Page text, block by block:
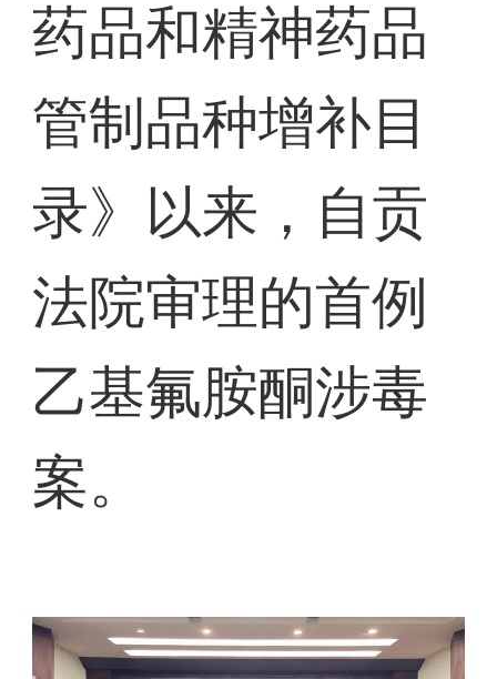
药品和精神药品
管制品种增补目
录》以来，自贡
法院审理的首例
乙基氟胺酮涉毒
案。